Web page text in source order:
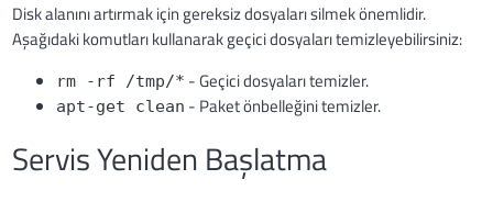
Disk alanını artırmak için gereksiz dosyaları silmek önemlidir.
Aşağıdaki komutları kullanarak geçici dosyaları temizleyebilirsiniz:
rm -rf /tmp/* - Geçici dosyaları temizler.
apt-get clean - Paket önbelleğini temizler.
Servis Yeniden Başlatma